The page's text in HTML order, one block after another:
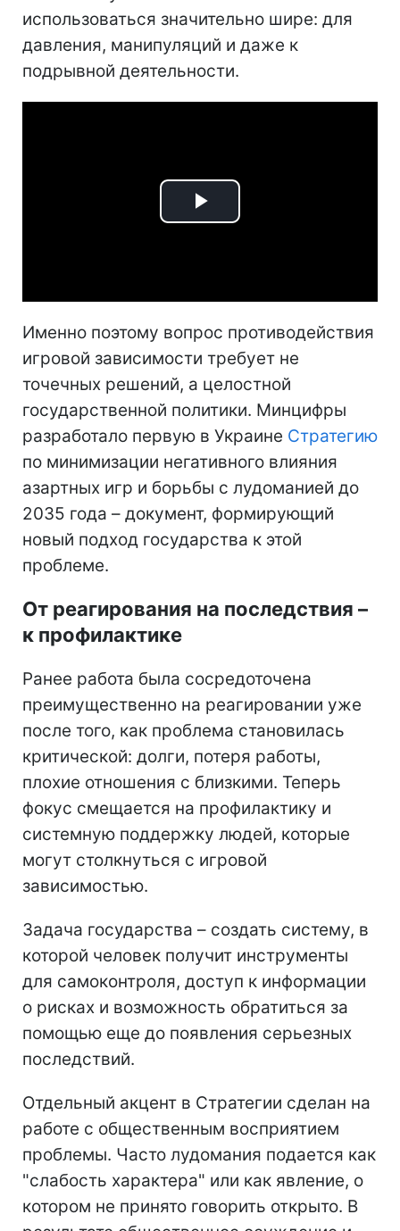
использоваться значительно шире: для
давления, манипуляций и даже к
подрывной деятельности.
Play
Именно поэтому вопрос противодействия
игровой зависимости требует не
точечных решений, а целостной
государственной политики. Минцифры
разработало первую в Украине Стратегию
по минимизации негативного влияния
азартных игр и борьбы с лудоманией до
2035 года – документ, формирующий
новый подход государства к этой
проблеме.
От реагирования на последствия –
к профилактике
Ранее работа была сосредоточена
преимущественно на реагировании уже
после того, как проблема становилась
критической: долги, потеря работы,
плохие отношения с близкими. Теперь
фокус смещается на профилактику и
системную поддержку людей, которые
могут столкнуться с игровой
зависимостью.
Задача государства – создать систему, в
которой человек получит инструменты
для самоконтроля, доступ к информации
о рисках и возможность обратиться за
помощью еще до появления серьезных
последствий.
Отдельный акцент в Стратегии сделан на
работе с общественным восприятием
проблемы. Часто лудомания подается как
"слабость характера" или как явление, о
котором не принято говорить открыто. В